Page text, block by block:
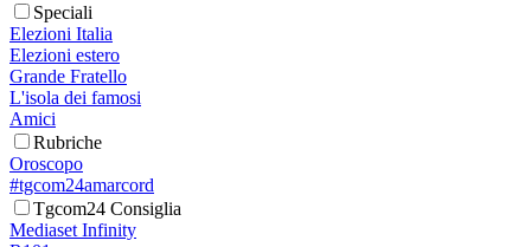
Speciali
Elezioni Italia
Elezioni estero
Grande Fratello
L'isola dei famosi
Amici
Rubriche
Oroscopo
#tgcom24amarcord
Tgcom24 Consiglia
Mediaset Infinity